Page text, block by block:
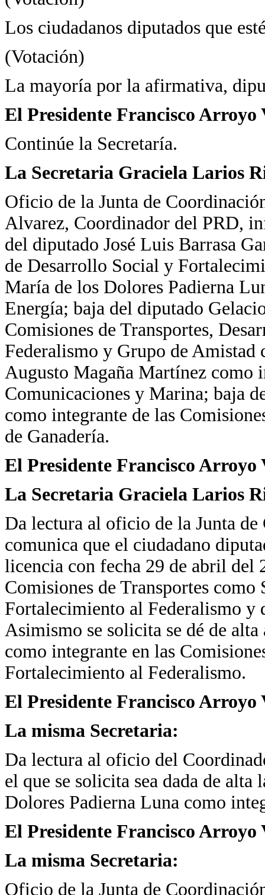
Los ciudadanos diputados que
(Votación)
La mayoría por la afirmativa,
El Presidente Francisco
Continúe la Secretaría.
La Secretaria Graciela Larios
Oficio de la Junta de
Alvarez, Coordinador del PRD,
del diputado José Luis Barrasa
de Desarrollo Social y
María de los Dolores Padierna
Energía; baja del diputado
Comisiones de Transportes,
Federalismo y Grupo de Amistad
Augusto Magaña Martínez como
Comunicaciones y Marina; baja
como integrante de las
de Ganadería.
El Presidente Francisco
La Secretaria Graciela Larios
Da lectura al oficio de la Junta
comunica que el ciudadano
licencia con fecha 29 de abril del
Comisiones de Transportes
Fortalecimiento al Federalismo y
Asimismo se solicita se dé de
como integrante en las
Fortalecimiento al Federalismo.
El Presidente Francisco
La misma Secretaria:
Da lectura al oficio del
el que se solicita sea dada de
Dolores Padierna Luna como
El Presidente Francisco
La misma Secretaria:
Oficio de la Junta de